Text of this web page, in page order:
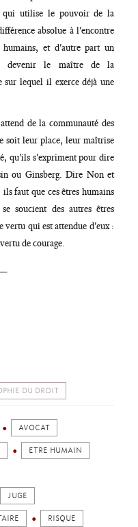
qui utilise le pouvoir de la
absolue à l'encontre
humains, et d'autre part un
devenir le maître de la
sur lequel il exerce déjà une
de la communauté des
soit leur place, leur maîtrise
qu'ils s'expriment pour dire
ou Ginsberg. Dire Non et
faut que ces êtres humains
soucient des autres êtres
vertu qui est attendue d'eux :
de courage.
DU DROIT
AVOCAT
ETRE HUMAIN
JUGE
RISQUE